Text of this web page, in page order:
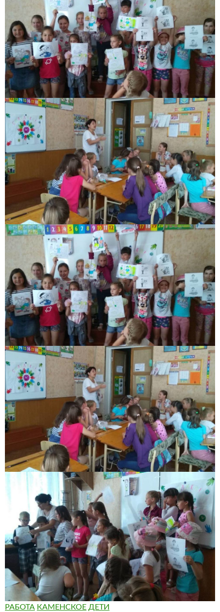
РАБОТА КАМЕНСКОЕ ДЕТИ